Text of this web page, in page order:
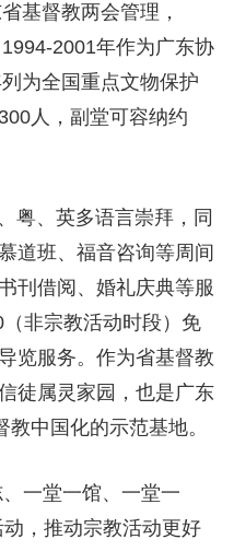
基督教两会管理，
2001年作为广东协
为全国重点文物保护
人，副堂可容纳约
粤、英多语言崇拜，同
道班、福音咨询等周间
刊借阅、婚礼庆典等服
非宗教活动时段）免
览服务。作为省基督教
徒属灵家园，也是广东
教中国化的示范基地。
一堂一馆、一堂一
，推动宗教活动更好